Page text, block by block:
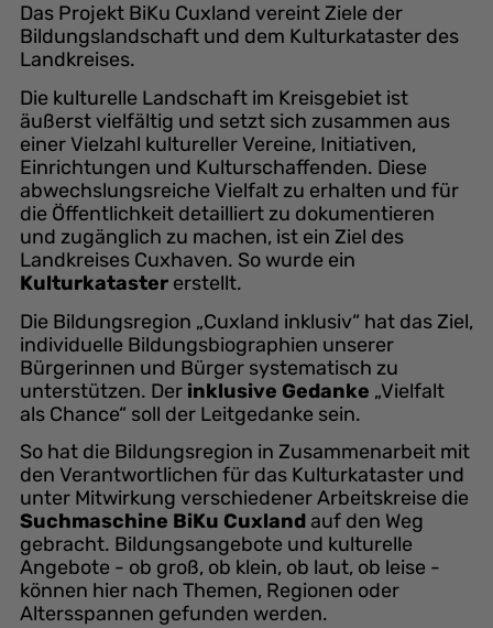
Das Projekt BiKu Cuxland vereint Ziele der
Bildungslandschaft und dem Kulturkataster des
Landkreises.
Die kulturelle Landschaft im Kreisgebiet ist
äußerst vielfältig und setzt sich zusammen aus
einer Vielzahl kultureller Vereine, Initiativen,
Einrichtungen und Kulturschaffenden. Diese
abwechslungsreiche Vielfalt zu erhalten und für
die Öffentlichkeit detailliert zu dokumentieren
und zugänglich zu machen, ist ein Ziel des
Landkreises Cuxhaven. So wurde ein
Kulturkatastererstellt.
Die Bildungsregion „Cuxland inklusiv“ hat das Ziel,
individuelle Bildungsbiographien unserer
Bürgerinnen und Bürger systematisch zu
unterstützen. Der inklusive Gedanke „Vielfalt
als Chance“ soll der Leitgedanke sein.
So hat die Bildungsregion in Zusammenarbeit mit
den Verantwortlichen für das Kulturkataster und
unter Mitwirkung verschiedener Arbeitskreise die
Suchmaschine BiKu Cuxlandauf den Weg
gebracht. Bildungsangebote und kulturelle
Angebote - ob groß, ob klein, ob laut, ob leise -
können hier nach Themen, Regionen oder
Altersspannen gefunden werden.